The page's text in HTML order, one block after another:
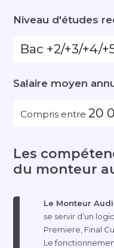
Niveau d'études
Bac +2/+3/+4/
Salaire moyen
Compris entre 20
Les
du monteur
Le Monteur
se servir d’un
Premiere, Final
Le